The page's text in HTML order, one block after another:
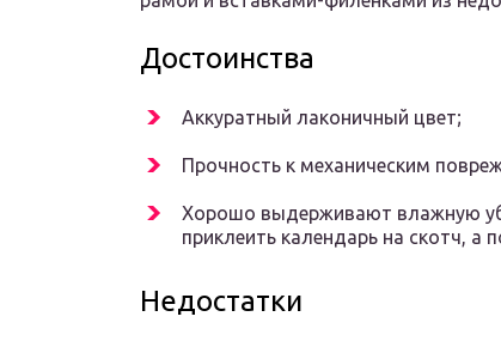
Достоинства
Аккуратный лаконичный цвет;
Прочность к механическим
Хорошо выдерживают влажную
приклеить календарь на скотч, а
Недостатки